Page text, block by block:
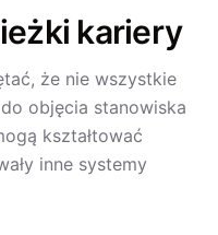
kariery
że nie wszystkie
objęcia stanowiska
kształtować
inne systemy